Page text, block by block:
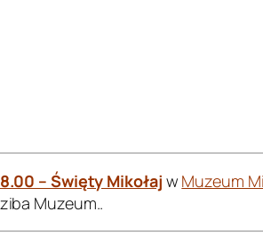
– Święty Mikołaj w Muzeum
Muzeum..